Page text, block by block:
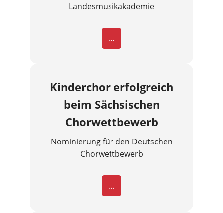
Landesmusikakademie
...
Kinderchor erfolgreich
beim Sächsischen
Chorwettbewerb
Nominierung für den Deutschen
Chorwettbewerb
...